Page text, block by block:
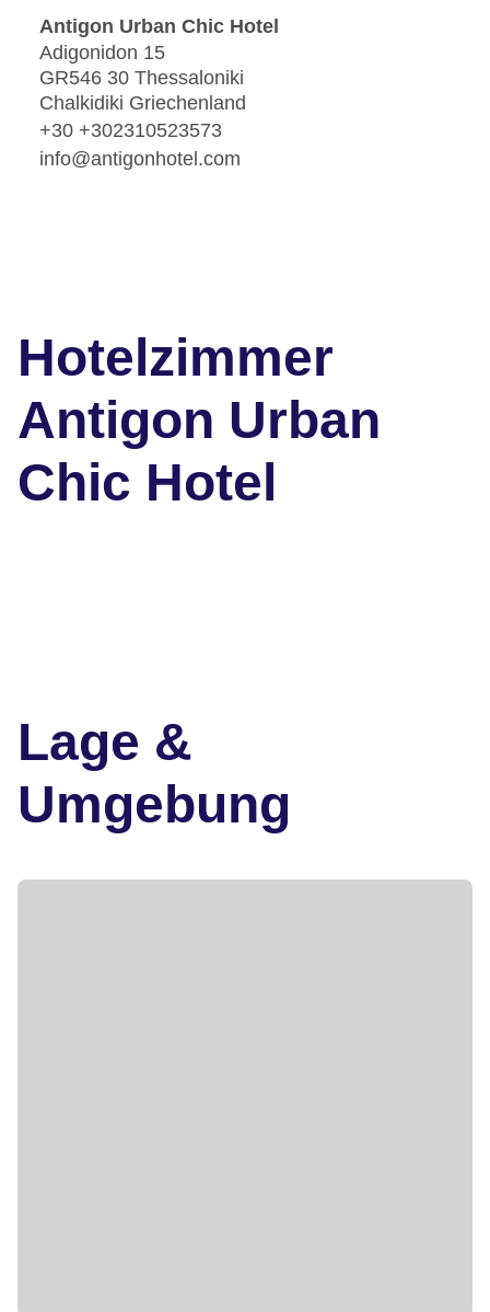
Antigon Urban Chic Hotel
Adigonidon 15
GR546 30 Thessaloniki
Chalkidiki Griechenland
+30 +302310523573
info@antigonhotel.com
Hotelzimmer
Antigon Urban
Chic Hotel
Lage &
Umgebung